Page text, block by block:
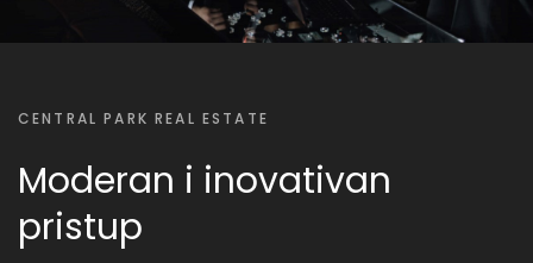
CENTRAL PARK REAL ESTATE
Moderan i inovativan
pristup